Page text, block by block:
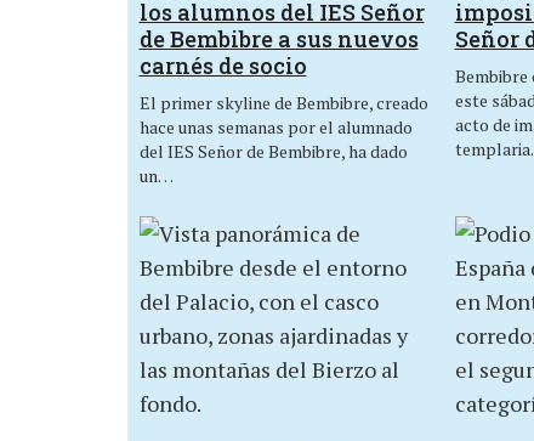
los alumnos del IES Señor
de Bembibre a sus nuevos
carnés de socio
El primer skyline de Bembibre, creado
hace unas semanas por el alumnado
del IES Señor de Bembibre, ha dado
un…
Señor
Bembibre
este
acto de